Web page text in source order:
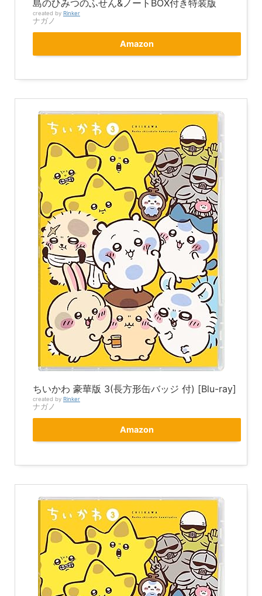
島のひみつのふせん&ノートBOX付き特装版
created by Rinker
ナガノ
Amazon
ちいかわ 豪華版 3(長方形缶バッジ 付) [Blu-ray]
created by Rinker
ナガノ
Amazon